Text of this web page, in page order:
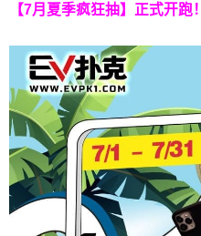
【7月夏季疯狂抽】正式开跑！